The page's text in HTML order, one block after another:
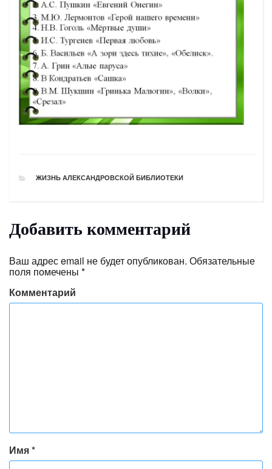
РУБРИКИ
ЖИЗНЬ АЛЕКСАНДРОВСКОЙ БИБЛИОТЕКИ
Добавить комментарий
Ваш адрес email не будет опубликован. Обязательные
поля помечены *
Комментарий
Имя*